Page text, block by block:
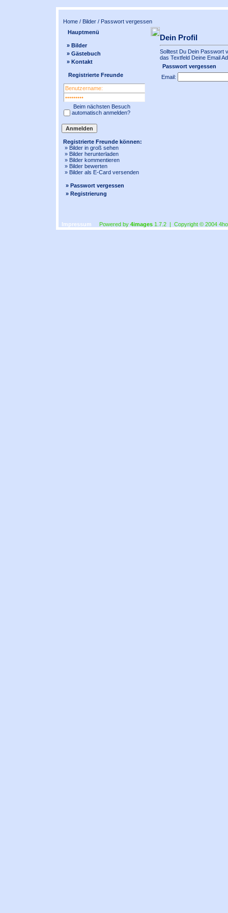
Home / Bilder / Passwort vergessen
Hauptmenü
» Bilder
» Gästebuch
» Kontakt
Registrierte Freunde
Beim nächsten Besuch
automatisch anmelden?
Registrierte Freunde können:
» Bilder in groß sehen
» Bilder herunterladen
» Bilder kommentieren
» Bilder bewerten
» Bilder als E-Card versenden
» Passwort vergessen
» Registrierung
Dein Profil
Solltest Du Dein Passwort
das Textfeld Deine Email
Passwort vergessen
Email:
Impressum Powered by 4images 1.7.2 | Copyright © 2004